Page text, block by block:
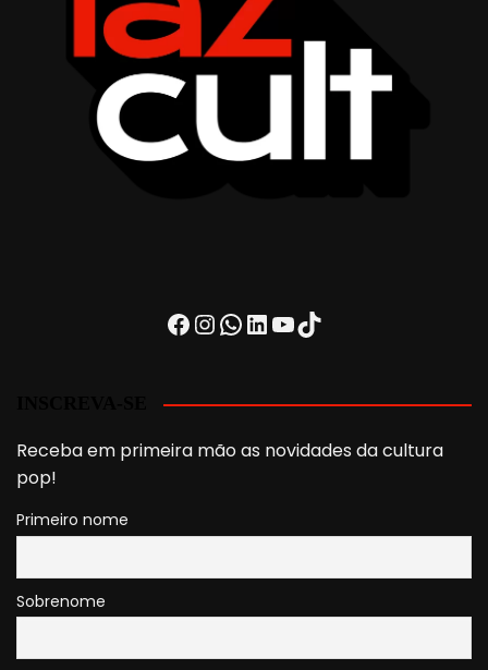
Facebook
Instagram
WhatsApp
LinkedIn
Youtube
TikTok
Receba em primeira mão as novidades da cultura
pop!
Primeiro nome
Sobrenome